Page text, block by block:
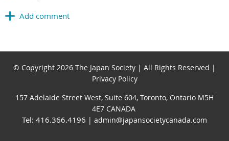
© Copyright 2026 The Japan Society | All Rights Reserved |
Privacy Policy
157 Adelaide Street West, Suite 604, Toronto, Ontario M5H
4E7 CANADA
Tel: 416.366.4196 | admin@japansocietycanada.com